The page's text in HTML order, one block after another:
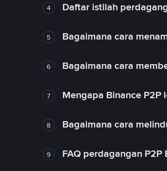
4 Daftar istilah
5 Bagaimana cara
6 Bagaimana cara
7 Mengapa Binance
8 Bagaimana cara
9 FAQ perdagangan P2P